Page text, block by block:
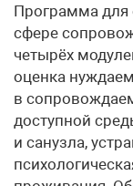
Программа для
сфере
четырёх
оценка
в
доступной
и санузла,